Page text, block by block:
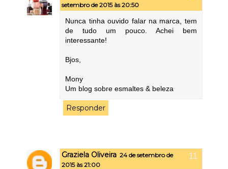
setembro de 2015 às 20:50
Nunca tinha ouvido falar na marca, tem
de tudo um pouco. Achei bem
interessante!
Bjos,
Mony
Um blog sobre esmaltes & beleza
Responder
Graziela Oliveira 24 de setembro de
2015 às 21:00